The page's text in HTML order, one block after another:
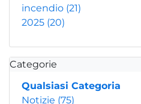
incendio (21)
2025 (20)
Categorie
Qualsiasi Categoria
Notizie (75)